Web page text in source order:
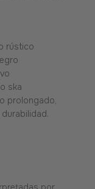
rústico
ska
prolongado,